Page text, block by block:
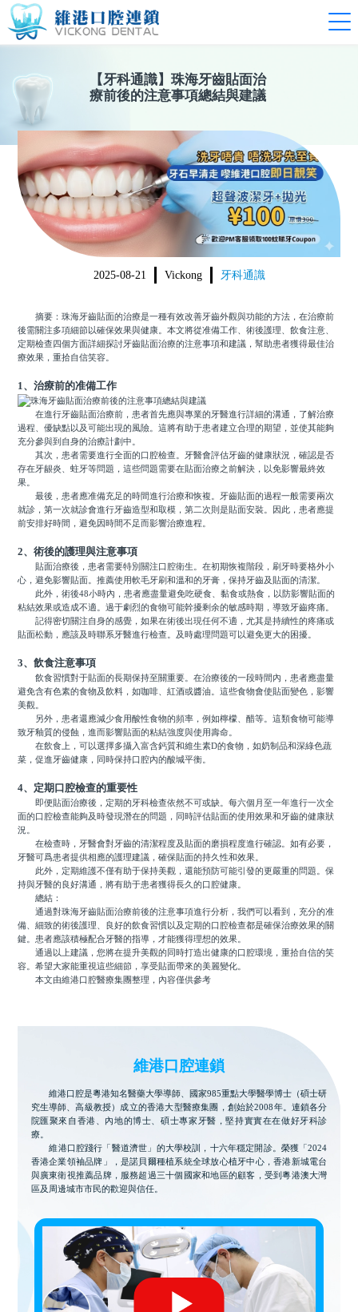
【 牙科通識】 珠海牙齒貼面治
療前後的注意事項總結與建議
2025-08-21 Vickong 牙科通識
摘要：珠海牙齒貼面的治療是一種有效改善牙齒外觀與功能的方法，在治療前
後需關注多項細節以確保效果與健康。本文將從准備工作、術後護理、飲食注意、
定期檢查四個方面詳細探討牙齒貼面治療的注意事項和建議，幫助患者獲得最佳治
療效果，重拾自信笑容。
1、治療前的准備工作
在進行牙齒貼面治療前，患者首先應與專業的牙醫進行詳細的溝通，了解治療
過程、優缺點以及可能出現的風險。這將有助于患者建立合理的期望，並使其能夠
充分參與到自身的治療計劃中。
其次，患者需要進行全面的口腔檢查。牙醫會評估牙齒的健康狀況，確認是否
存在牙龈炎、蛀牙等問題，這些問題需要在貼面治療之前解決，以免影響最終效
果。
最後，患者應准備充足的時間進行治療和恢複。牙齒貼面的過程一般需要兩次
就診，第一次就診會進行牙齒造型和取模，第二次則是貼面安裝。因此，患者應提
前安排好時間，避免因時間不足而影響治療進程。
2、術後的護理與注意事項
貼面治療後，患者需要特別關注口腔衛生。在初期恢複階段，刷牙時要格外小
心，避免影響貼面。推薦使用軟毛牙刷和溫和的牙膏，保持牙齒及貼面的清潔。
此外，術後48小時內，患者應盡量避免吃硬食、黏食或熱食，以防影響貼面的
粘結效果或造成不適。過于劇烈的食物可能幹擾剩余的敏感時期，導致牙齒疼痛。
記得密切關注自身的感覺，如果在術後出現任何不適，尤其是持續性的疼痛或
貼面松動，應該及時聯系牙醫進行檢查。及時處理問題可以避免更大的困擾。
3、飲食注意事項
飲食習慣對于貼面的長期保持至關重要。在治療後的一段時間內，患者應盡量
避免含有色素的食物及飲料，如咖啡、紅酒或醬油。這些食物會使貼面變色，影響
美觀。
另外，患者還應減少食用酸性食物的頻率，例如檸檬、醋等。這類食物可能導
致牙釉質的侵蝕，進而影響貼面的粘結強度與使用壽命。
在飲食上，可以選擇多攝入富含鈣質和維生素D的食物，如奶制品和深綠色蔬
菜，促進牙齒健康，同時保持口腔內的酸堿平衡。
4、定期口腔檢查的重要性
即便貼面治療後，定期的牙科檢查依然不可或缺。每六個月至一年進行一次全
面的口腔檢查能夠及時發現潛在的問題，同時評估貼面的使用效果和牙齒的健康狀
況。
在檢查時，牙醫會對牙齒的清潔程度及貼面的磨損程度進行確認。如有必要，
牙醫可爲患者提供相應的護理建議，確保貼面的持久性和效果。
此外，定期維護不僅有助于保持美觀，還能預防可能引發的更嚴重的問題。保
持與牙醫的良好溝通，將有助于患者獲得長久的口腔健康。
總結：
通過對珠海牙齒貼面治療前後的注意事項進行分析，我們可以看到，充分的准
備、細致的術後護理、良好的飲食習慣以及定期的口腔檢查都是確保治療效果的關
鍵。患者應該積極配合牙醫的指導，才能獲得理想的效果。
通過以上建議，您將在提升美觀的同時打造出健康的口腔環境，重拾自信的笑
容。希望大家能重視這些細節，享受貼面帶來的美麗變化。
本文由維港口腔醫療集團整理，內容僅供參考
維港口腔連鎖
維港口腔是粵港知名醫藥大學導師、國家985重點大學醫學博士（碩士研
究生導師、高級教授）成立的香港大型醫療集團，創始於2008年。連鎖各分
院匯聚來自香港、內地的博士、碩士專家牙醫，堅持實實在在做好牙科診
療。
維港口腔踐行「醫道濟世」的大學校訓，十六年穩定開診。榮獲「2024
香港企業領袖品牌」，是諾貝爾種植系統全球放心植牙中心，香港新城電台
與廣東衛視推薦品牌，服務超過三十個國家和地區的顧客，受到粵港澳大灣
區及周邊城市市民的歡迎與信任。